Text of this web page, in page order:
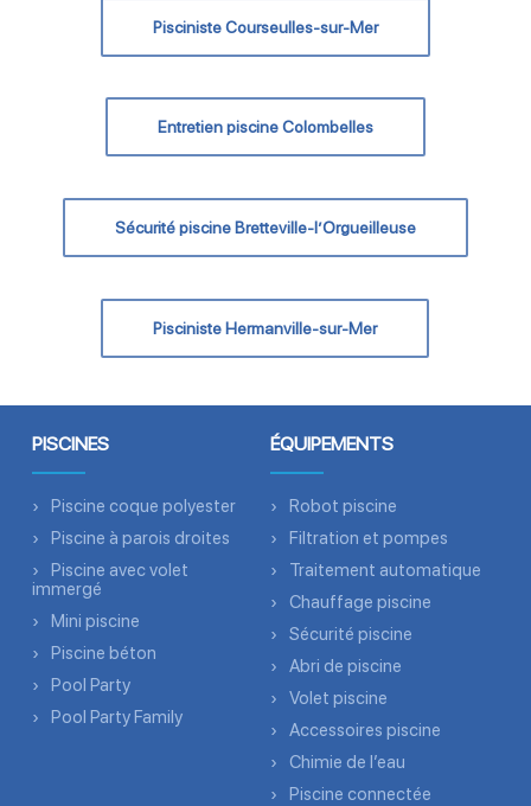
Pisciniste Courseulles-sur-Mer
Entretien piscine Colombelles
Sécurité piscine Bretteville-l’Orgueilleuse
Pisciniste Hermanville-sur-Mer
PISCINES
Piscine coque polyester
Piscine à parois droites
Piscine avec volet
immergé
Mini piscine
Piscine béton
Pool Party
Pool Party Family
ÉQUIPEMENTS
Robot piscine
Filtration et pompes
Traitement automatique
Chauffage piscine
Sécurité piscine
Abri de piscine
Volet piscine
Accessoires piscine
Chimie de l’eau
Piscine connectée